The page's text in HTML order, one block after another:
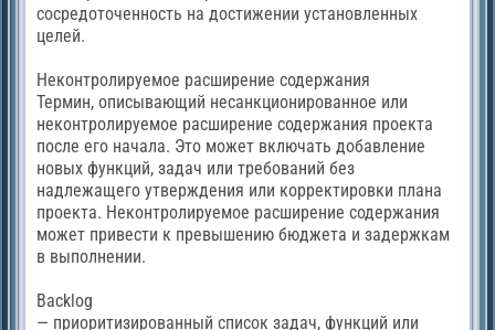
сосредоточенность на достижении установленных
целей.
Неконтролируемое расширение содержания
Термин, описывающий несанкционированное или
неконтролируемое расширение содержания проекта
после его начала. Это может включать добавление
новых функций, задач или требований без
надлежащего утверждения или корректировки плана
проекта. Неконтролируемое расширение содержания
может привести к превышению бюджета и задержкам
в выполнении.
Backlog
— приоритизированный список задач, функций или